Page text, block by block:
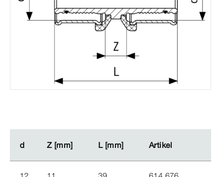
d Z [mm] L [mm] Artikel
d Z [mm] L [mm] Artikel